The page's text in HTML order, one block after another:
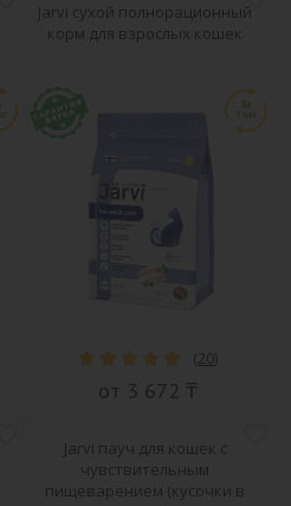
Jarvi сухой полнорационный
корм для взрослых кошек
(20)
от 3 672 ₸
Jarvi пауч для кошек с
чувствительным
пищеварением (кусочки в